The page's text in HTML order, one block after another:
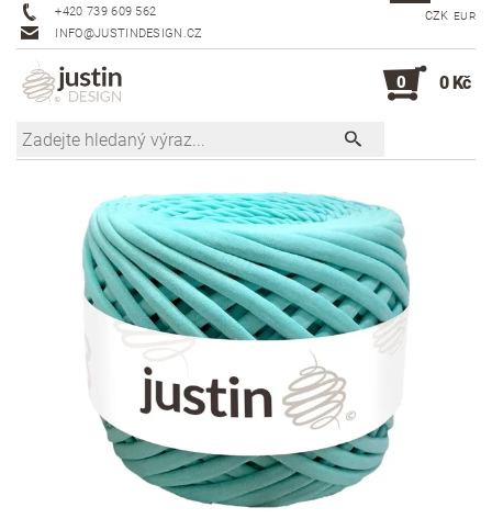
+420 739 609 562
INFO@JUSTINDESIGN.CZ
CZK EUR
0 0 Kč